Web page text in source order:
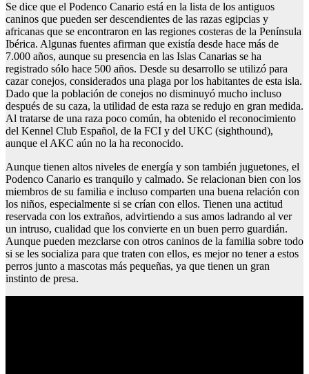
Se dice que el Podenco Canario está en la lista de los antiguos
caninos que pueden ser descendientes de las razas egipcias y
africanas que se encontraron en las regiones costeras de la Península
Ibérica. Algunas fuentes afirman que existía desde hace más de
7.000 años, aunque su presencia en las Islas Canarias se ha
registrado sólo hace 500 años. Desde su desarrollo se utilizó para
cazar conejos, considerados una plaga por los habitantes de esta isla.
Dado que la población de conejos no disminuyó mucho incluso
después de su caza, la utilidad de esta raza se redujo en gran medida.
Al tratarse de una raza poco común, ha obtenido el reconocimiento
del Kennel Club Español, de la FCI y del UKC (sighthound),
aunque el AKC aún no la ha reconocido.
Aunque tienen altos niveles de energía y son también juguetones, el
Podenco Canario es tranquilo y calmado. Se relacionan bien con los
miembros de su familia e incluso comparten una buena relación con
los niños, especialmente si se crían con ellos. Tienen una actitud
reservada con los extraños, advirtiendo a sus amos ladrando al ver
un intruso, cualidad que los convierte en un buen perro guardián.
Aunque pueden mezclarse con otros caninos de la familia sobre todo
si se les socializa para que traten con ellos, es mejor no tener a estos
perros junto a mascotas más pequeñas, ya que tienen un gran
instinto de presa.